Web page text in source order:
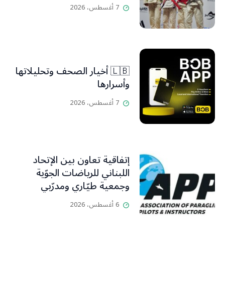
7 أغسطس، 2026
🇱🇧 أخيار الصحف وتحليلاتها
وأسرارها
7 أغسطس، 2026
إتفاقية تعاون بين الإتحاد
اللبناني للرياضات الجوّية
وجمعية طيّاري ومدرّبي
الطيران الشراعي
6 أغسطس، 2026